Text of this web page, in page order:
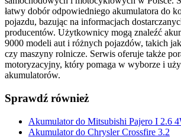
łatwy dobór odpowiedniego akumulatora do
pojazdu, bazując na informacjach
producentów. Użytkownicy mogą znaleźć
9000 modeli aut i różnych pojazdów, takich
czy maszyny rolnicze. Serwis oferuje także
motoryzacyjny, który pomaga w wyborze i
akumulatorów.
Sprawdź również
Akumulator do Mitsubishi Pajero I 2.6
Akumulator do Chrysler Crossfire 3.2